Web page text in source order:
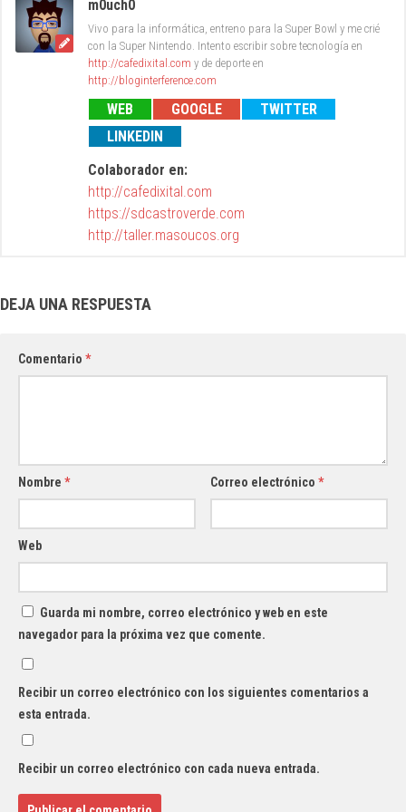
m0uch0
Vivo para la informática, entreno para la Super Bowl y me crié
con la Super Nintendo. Intento escribir sobre tecnología en
http://cafedixital.com y de deporte en
http://bloginterference.com
WEB GOOGLE
TWITTER
LINKEDIN
Colaborador en:
http://cafedixital.com
https://sdcastroverde.com
http://taller.masoucos.org
DEJA UNA RESPUESTA
Comentario *
Nombre * Correo electrónico*
Web
Guarda mi nombre, correo electrónico y web en este
navegador para la próxima vez que comente.
Recibir un correo electrónico con los siguientes comentarios a
esta entrada.
Recibir un correo electrónico con cada nueva entrada.